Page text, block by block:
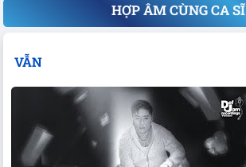
HỢP ÂM CÙNG CA SĨ
VẪN